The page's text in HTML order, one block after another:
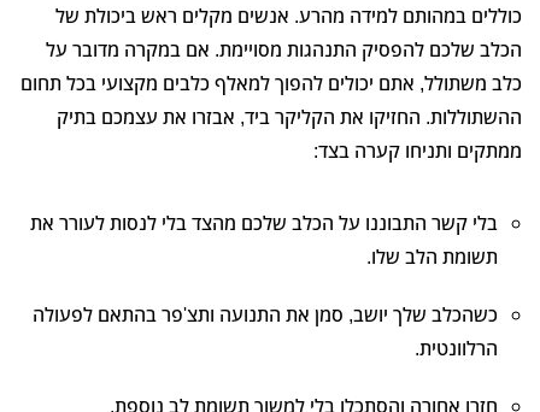
כוללים במהותם למידה מהרע. אנשים מקלים ראש ביכולת של
הכלב שלכם להפסיק התנהגות מסויימת. אם במקרה מדובר על
כלב משתולל, אתם יכולים להפוך למאלף כלבים מקצועי בכל תחום
ההשתוללות. החזיקו את הקליקר ביד, אבזרו את עצמכם בתיק
ממתקים ותניחו קערה בצד:
בלי קשר התבוננו על הכלב שלכם מהצד בלי לנסות לעורר את
תשומת הלב שלו.
כשהכלב שלך יושב, סמן את התנועה ותצ'פר בהתאם לפעולה
הרלוונטית.
חזרו אחורה והסתכלו בלי למשוך תשומת לב נוספת.